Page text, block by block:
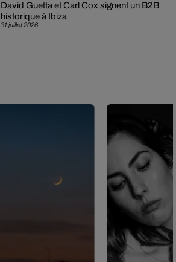
31 juillet 2026
David Guetta et Carl Cox signent un B2B
historique à Ibiza